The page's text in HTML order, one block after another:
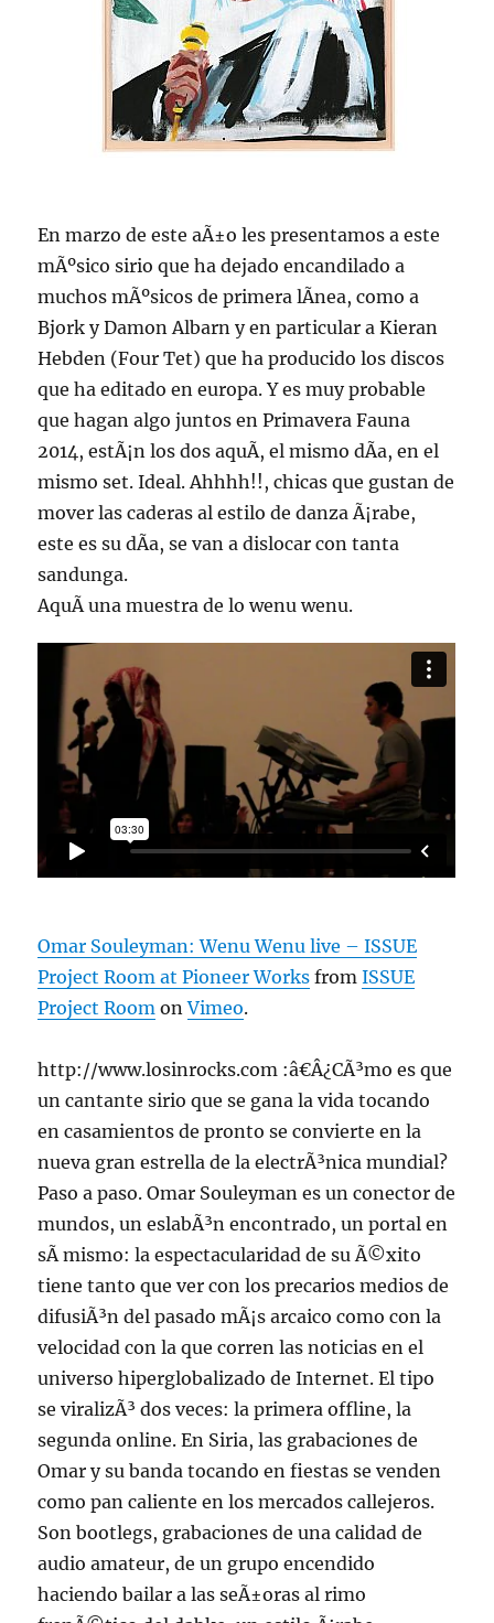
En marzo de este aÃ±o les presentamos a este
mÃºsico sirio que ha dejado encandilado a
muchos mÃºsicos de primera lÃ­nea, como a
Bjork y Damon Albarn y en particular a Kieran
Hebden (Four Tet) que ha producido los discos
que ha editado en europa. Y es muy probable
que hagan algo juntos en Primavera Fauna
2014, estÃ¡n los dos aquÃ­, el mismo dÃ­a, en el
mismo set. Ideal. Ahhhh!!, chicas que gustan de
mover las caderas al estilo de danza Ã¡rabe,
este es su dÃ­a, se van a dislocar con tanta
sandunga.
AquÃ­ una muestra de lo wenu wenu.
Omar Souleyman: Wenu Wenu live – ISSUE
Project Room at Pioneer Works fromISSUE
Project Room onVimeo.
http://www.losinrocks.com :â€Â¿CÃ³mo es que
un cantante sirio que se gana la vida tocando
en casamientos de pronto se convierte en la
nueva gran estrella de la electrÃ³nica mundial?
Paso a paso. Omar Souleyman es un conector de
mundos, un eslabÃ³n encontrado, un portal en
sÃ­ mismo: la espectacularidad de su Ã©xito
tiene tanto que ver con los precarios medios de
difusiÃ³n del pasado mÃ¡s arcaico como con la
velocidad con la que corren las noticias en el
universo hiperglobalizado de Internet. El tipo
se viralizÃ³ dos veces: la primera offline, la
segunda online. En Siria, las grabaciones de
Omar y su banda tocando en fiestas se venden
como pan caliente en los mercados callejeros.
Son bootlegs, grabaciones de una calidad de
audio amateur, de un grupo encendido
haciendo bailar a las seÃ±oras al rimo